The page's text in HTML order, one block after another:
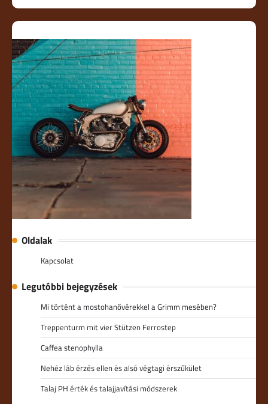
Oldalak
Kapcsolat
Legutóbbi bejegyzések
Mi történt a mostohanővérekkel a Grimm mesében?
Treppenturm mit vier Stützen Ferrostep
Caffea stenophylla
Nehéz láb érzés ellen és alsó végtagi érszűkület
Talaj PH érték és talajjavítási módszerek